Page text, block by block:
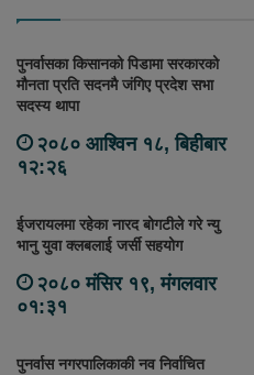
पुनर्वासका किसानको पिडामा सरकारको
मौनता प्रति सदनमै जंगिए प्रदेश सभा
सदस्य थापा
२०८० आश्विन १८, बिहीबार
१२:२६
ईजरायलमा रहेका नारद बोगटीले गरे न्यु
भानु युवा क्लबलाई जर्सी सहयोग
२०८० मंसिर १९, मंगलवार
०१:३१
पुनर्वास नगरपालिकाकी नव निर्वाचित